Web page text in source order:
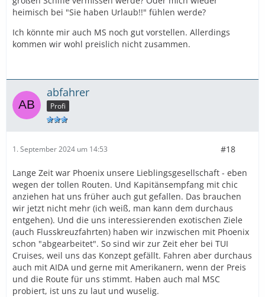
heimisch bei "Sie haben Urlaub!!" fühlen werde?
Ich könnte mir auch MS noch gut vorstellen. Allerdings
kommen wir wohl preislich nicht zusammen.
abfahrer
Profi
1. September 2024 um 14:53 #18
Lange Zeit war Phoenix unsere Lieblingsgesellschaft - eben
wegen der tollen Routen. Und Kapitänsempfang mit chic
anziehen hat uns früher auch gut gefallen. Das brauchen
wir jetzt nicht mehr (ich weiß, man kann dem durchaus
entgehen). Und die uns interessierenden exotischen Ziele
(auch Flusskreuzfahrten) haben wir inzwischen mit Phoenix
schon "abgearbeitet". So sind wir zur Zeit eher bei TUI
Cruises, weil uns das Konzept gefällt. Fahren aber durchaus
auch mit AIDA und gerne mit Amerikanern, wenn der Preis
und die Route für uns stimmt. Haben auch mal MSC
probiert, ist uns zu laut und wuselig.